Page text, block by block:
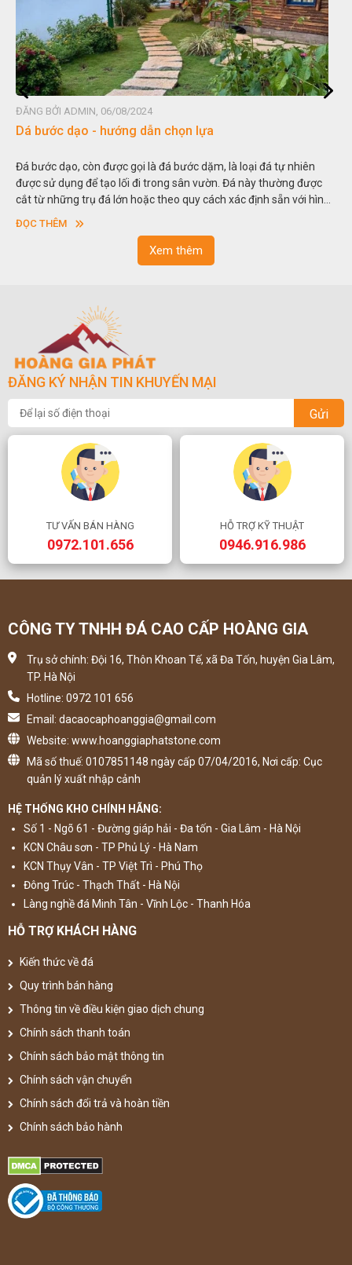
ĐĂNG BỞI ADMIN, 06/08/2024
Dá bước dạo - hướng dẫn chọn lựa
Đá bước dạo, còn được gọi là đá bước dặm, là loại đá tự nhiên
được sử dụng để tạo lối đi trong sân vườn. Đá này thường được
cắt từ những trụ đá lớn hoặc theo quy cách xác định sẵn với hình
vuông hoặc hình chữ nhật và có độ dày khác nhau.
ĐỌC THÊM
Xem thêm
ĐĂNG KÝ NHẬN TIN KHUYẾN MẠI
Gửi
TƯ VẤN BÁN HÀNG
0972.101.656
HỖ TRỢ KỸ THUẬT
0946.916.986
CÔNG TY TNHH ĐÁ CAO CẤP HOÀNG GIA
Trụ sở chính: Đội 16, Thôn Khoan Tế, xã Đa Tốn, huyện Gia Lâm,
TP. Hà Nội
Hotline: 0972 101 656
Email: dacaocaphoanggia@gmail.com
Website: www.hoanggiaphatstone.com
Mã số thuế: 0107851148 ngày cấp 07/04/2016, Nơi cấp: Cục
quản lý xuất nhập cảnh
HỆ THỐNG KHO CHÍNH HÃNG:
Số 1 - Ngõ 61 - Đường giáp hải - Đa tốn - Gia Lâm - Hà Nội
KCN Châu sơn - TP Phủ Lý - Hà Nam
KCN Thụy Vân - TP Việt Trì - Phú Thọ
Đông Trúc - Thạch Thất - Hà Nội
Làng nghề đá Minh Tân - Vĩnh Lộc - Thanh Hóa
HỖ TRỢ KHÁCH HÀNG
Kiến thức về đá
Quy trình bán hàng
Thông tin về điều kiện giao dịch chung
Chính sách thanh toán
Chính sách bảo mật thông tin
Chính sách vận chuyển
Chính sách đổi trả và hoàn tiền
Chính sách bảo hành